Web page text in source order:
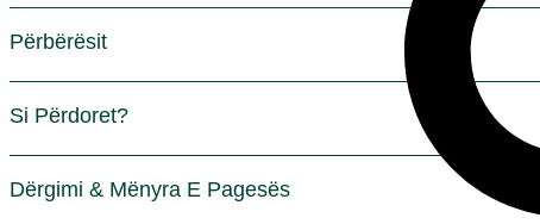
Dyllit
Përbërësit
Si Përdoret?
Dërgimi & Mënyra E Pagesës